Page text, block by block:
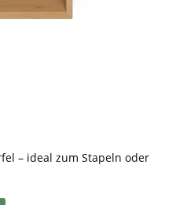
– ideal zum Stapeln oder